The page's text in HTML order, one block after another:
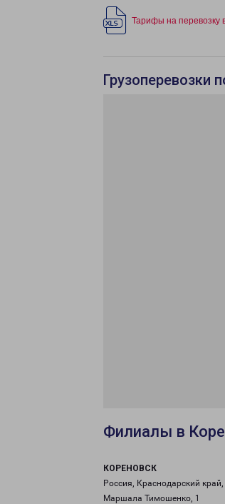
Тарифы на перевозку
Грузоперевозки
Филиалы в
КОРЕНОВСК
Россия, Краснодарский
Маршала Тимошенко, 1